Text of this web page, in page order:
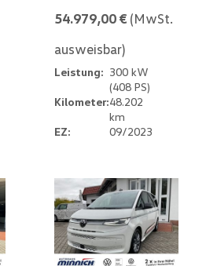
54.979,00 € (MwSt.
ausweisbar)
Leistung: 300 kW
(408 PS)
Kilometer:48.202
km
EZ:
09/2023